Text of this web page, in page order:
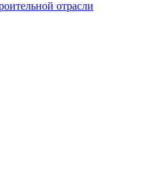
отрасли